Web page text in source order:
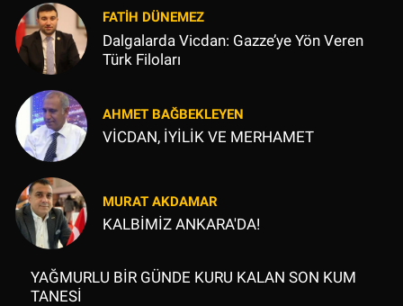
FATIH DÜNEMEZ
Dalgalarda Vicdan: Gazze’ye Yön Veren
Türk Filoları
AHMET BAĞBEKLEYEN
VİCDAN, İYİLİK VE MERHAMET
MURAT AKDAMAR
KALBİMİZ ANKARA'DA!
YAĞMURLU BİR GÜNDE KURU KALAN SON KUM
TANESİ